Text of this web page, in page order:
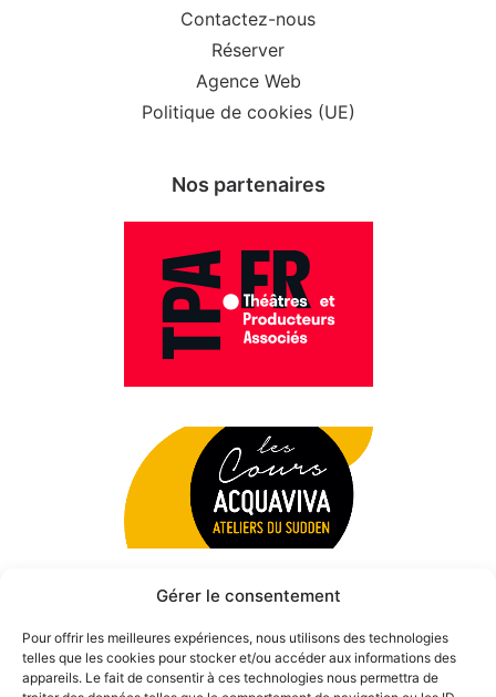
Gérer le consentement
Pour offrir les meilleures expériences, nous utilisons des technologies
telles que les cookies pour stocker et/ou accéder aux informations des
appareils. Le fait de consentir à ces technologies nous permettra de
Contactez-nous
Réserver
Agence Web
Politique de cookies (UE)
Nos partenaires